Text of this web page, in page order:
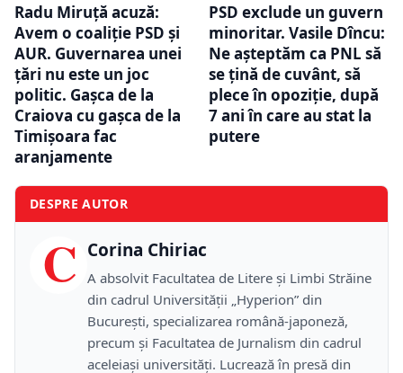
Radu Miruță acuză:
Avem o coaliţie PSD şi
AUR. Guvernarea unei
ţări nu este un joc
politic. Gaşca de la
Craiova cu gaşca de la
Timişoara fac
aranjamente
PSD exclude un guvern
minoritar. Vasile Dîncu:
Ne așteptăm ca PNL să
se țină de cuvânt, să
plece în opoziție, după
7 ani în care au stat la
putere
DESPRE AUTOR
C Corina Chiriac
A absolvit Facultatea de Litere și Limbi Străine
din cadrul Universității „Hyperion” din
București, specializarea română-japoneză,
precum și Facultatea de Jurnalism din cadrul
aceleiași universități. Lucrează în presă din